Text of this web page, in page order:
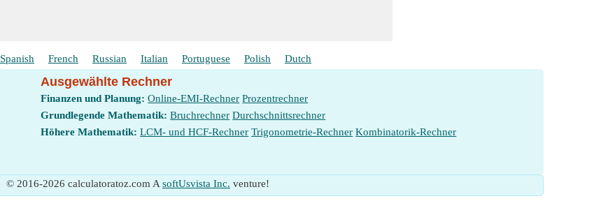
Spanish French Russian Italian Portuguese Polish Dutch
Ausgewählte Rechner
Finanzen und Planung: Online-EMI-Rechner Prozentrechner
Grundlegende Mathematik: Bruchrechner Durchschnittsrechner
Höhere Mathematik: LCM- und HCF-Rechner Trigonometrie-Rechner Kombinatorik-Rechner
© 2016-2026 calculatoratoz.com A softUsvista Inc. venture!